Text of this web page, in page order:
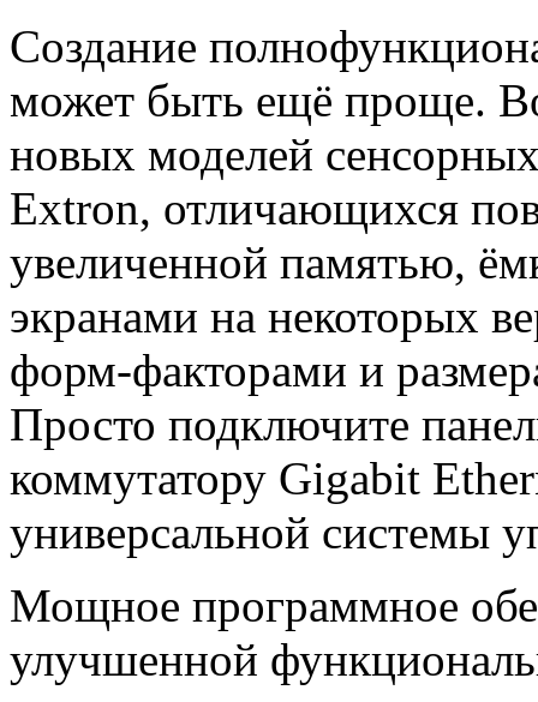
Создание
может быть ещё проще.
новых моделей
Extron, отличающихся
увеличенной памятью,
экранами на некоторых
форм-факторами и
Просто подключите
коммутатору Gigabit
универсальной системы
Мощное программное
улучшенной